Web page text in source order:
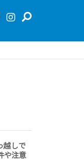
越しで
や注意